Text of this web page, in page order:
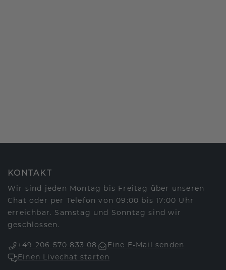
KONTAKT
Wir sind jeden Montag bis Freitag über unseren
Chat oder per Telefon von 09:00 bis 17:00 Uhr
erreichbar. Samstag und Sonntag sind wir
geschlossen.
+49 206 570 833 08
Eine E-Mail senden
Einen Livechat starten